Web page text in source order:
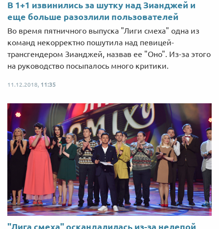
В 1+1 извинились за шутку над Зианджей и
еще больше разозлили пользователей
Во время пятничного выпуска "Лиги смеха" одна из
команд некорректно пошутила над певицей-
трансгендером Зианджей, назвав ее "Оно". Из-за этого
на руководство посыпалось много критики.
11.12.2018, 11:35
"Лига смеха" оскандалилась из-за нелепой